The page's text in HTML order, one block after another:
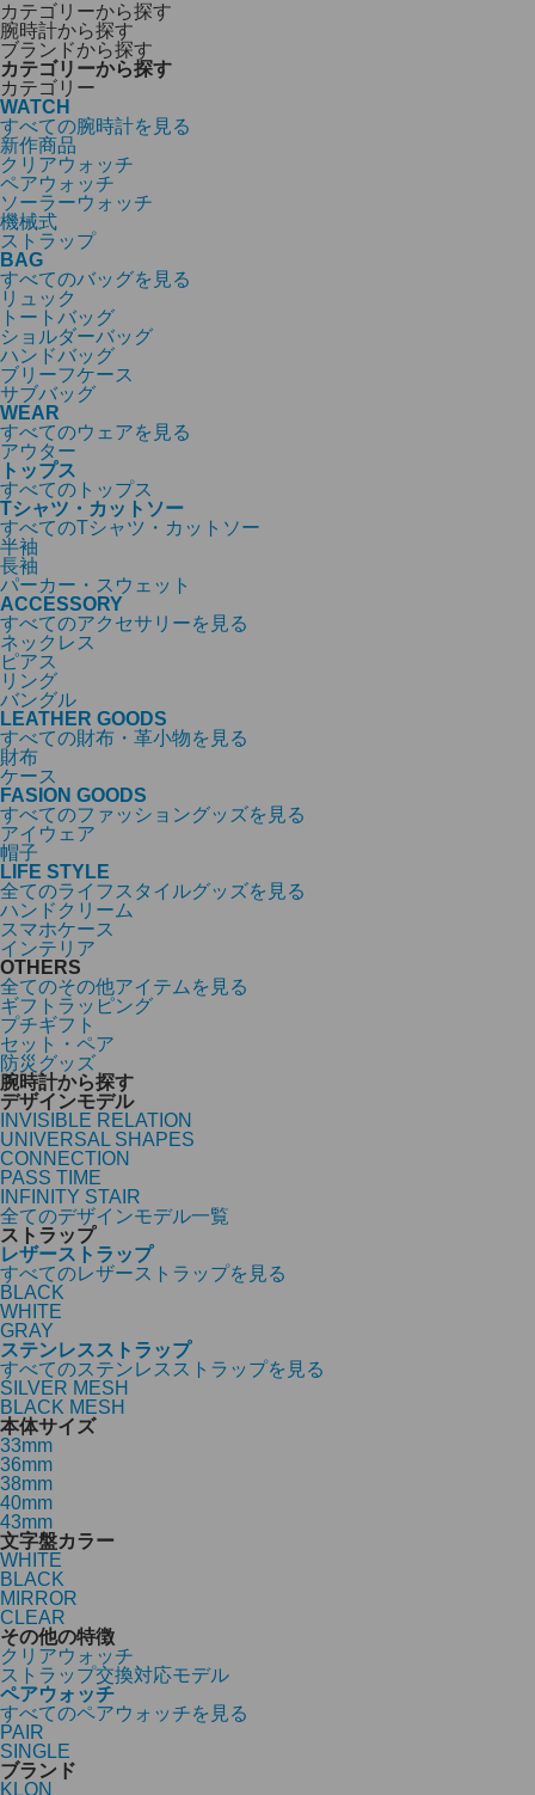
カテゴリーから探す
腕時計から探す
ブランドから探す
カテゴリーから探す
カテゴリー
WATCH
すべての腕時計を見る
新作商品
クリアウォッチ
ペアウォッチ
ソーラーウォッチ
機械式
ストラップ
BAG
すべてのバッグを見る
リュック
トートバッグ
ショルダーバッグ
ハンドバッグ
ブリーフケース
サブバッグ
WEAR
すべてのウェアを見る
アウター
トップス
すべてのトップス
Tシャツ・カットソー
すべてのTシャツ・カットソー
半袖
長袖
パーカー・スウェット
ACCESSORY
すべてのアクセサリーを見る
ネックレス
ピアス
リング
バングル
LEATHER GOODS
すべての財布・革小物を見る
財布
ケース
FASION GOODS
すべてのファッショングッズを見る
アイウェア
帽子
LIFE STYLE
全てのライフスタイルグッズを見る
ハンドクリーム
スマホケース
インテリア
OTHERS
全てのその他アイテムを見る
ギフトラッピング
プチギフト
セット・ペア
防災グッズ
腕時計から探す
デザインモデル
INVISIBLE RELATION
UNIVERSAL SHAPES
CONNECTION
PASS TIME
INFINITY STAIR
全てのデザインモデル一覧
ストラップ
レザーストラップ
すべてのレザーストラップを見る
BLACK
WHITE
GRAY
ステンレスストラップ
すべてのステンレスストラップを見る
SILVER MESH
BLACK MESH
本体サイズ
33mm
36mm
38mm
40mm
43mm
文字盤カラー
WHITE
BLACK
MIRROR
CLEAR
その他の特徴
クリアウォッチ
ストラップ交換対応モデル
ペアウォッチ
すべてのペアウォッチを見る
PAIR
SINGLE
ブランド
KLON